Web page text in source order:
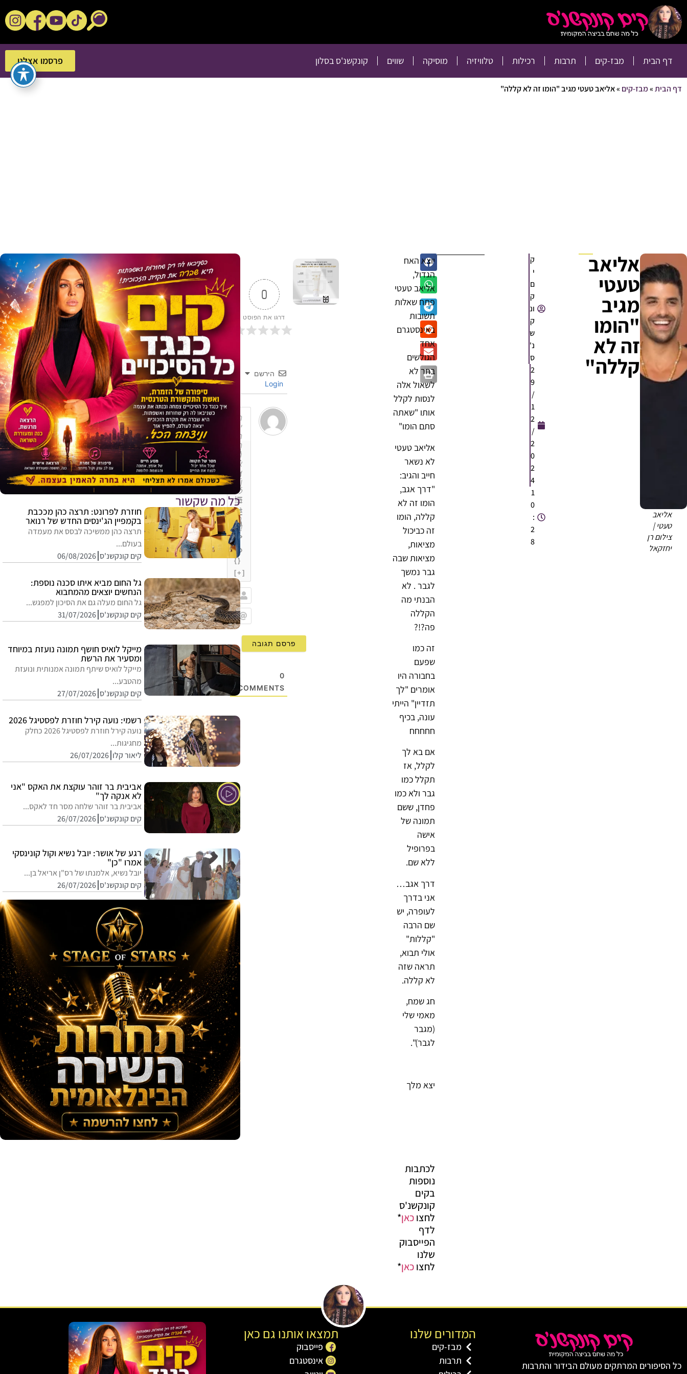
דף הבית מבז-קים תרבות רכילות טלוויזיה מוסיקה שווים קונקשנ'ס בסלון פרסמו אצלנו
פרסמו אצלנו
דף הבית»מבז-קים »אליאב טעטי מגיב "הומו זה לא קללה"
אליאב
טעטי |
צילום רן
יחזקאל
אליאב
טעטי
מגיב
"הומו
זה לא
קללה"
ק
י
ם
ק
ונ
ק
ש
נ'
ס
2
9
/
1
2
/
2
0
2
4
1
0
:
2
8
יוצא האח
הגדול,
אליאב טעטי
פתח שאלות
תשובות
באינסטגרם
אחד
הגולשים
בחר לא
לשאול אלה
לנסות לקלל
אותו "שאתה
סתם הומו"
אליאב טעטי
לא נשאר
חייב והגיב:
"דרך אגב,
הומו זה לא
קללה, הומו
זה כביכול
מציאות,
מציאות שבה
גבר נמשך
לגבר . לא
הבנתי מה
הקללה
פה?!?
זה כמו
שפעם
בחבורה היו
אומרים "לך
תזדיין" הייתי
עונה, בכיף
חחחחח
אם בא לך
לקלל, אז
תקלל כמו
גבר ולא כמו
פחדן, ששם
תמונה של
אישה
בפרופיל
ללא שם.
דרך אגב…
אני בדרך
לעופרה, יש
שם הרבה
"קללות"
אולי תבוא,
תראה שזה
לא קללה.
חג שמח,
מאמי שלי
(מגבר
לגבר)".
יצא מלך
לכתבות
נוספות
בקים
קונקשנ'ס
לחצוכאן*
לדף
הפייסבוק
שלנו
לחצוכאן*
0
דרגו את הפוסט
הירשם
{}
[+]
שם
Email
0
COMMENTS
כל מה שקשור
חוזרת לפרונט: תרצה כהן מככבת
בקמפיין הג'ינסים החדש של רנואר
תרצה כהן ממשיכה לבסס את מעמדה
בעולם...
קים קונקשנ'ס 06/08/2026
גל החום מביא איתו סכנה נוספת:
הנחשים יוצאים מהמחבוא
גל החום מעלה גם את הסיכון למפגש...
קים קונקשנ'ס 31/07/2026
מייקל לואיס חושף תמונה נועזת במיוחד
ומסעיר את הרשת
מייקל לואיס שיתף תמונה אמנותית ונועזת
מהטבע...
קים קונקשנ'ס 27/07/2026
רשמי: נועה קירל חוזרת לפסטיגל 2026
נועה קירל חוזרת לפסטיגל 2026 כחלק
מחגיגות...
ליאור קלו 26/07/2026
אביבית בר זוהר עוקצת את האקס "אני
לא אנקה לך"
אביבית בר זוהר שלחה מסר חד לאקס...
קים קונקשנ'ס 26/07/2026
רגע של אושר: יובל נשיא וקול קונינסקי
אמרו "כן"
יובל נשיא, אלמנתו של רס"ן אריאל בן...
קים קונקשנ'ס 26/07/2026
כל הסיפורים המרתקים מעולם הבידור והתרבות
המדורים שלנו
מבז-קים
תרבות
תמצאו אותנו גם כאן
פייסבוק
אינסטגרם